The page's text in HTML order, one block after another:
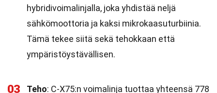
hybridivoimalinjalla, joka yhdistää neljä
sähkömoottoria ja kaksi mikrokaasuturbiinia.
Tämä tekee siitä sekä tehokkaan että
ympäristöystävällisen.
03 Teho: C-X75:n voimalinja tuottaa yhteensä 778